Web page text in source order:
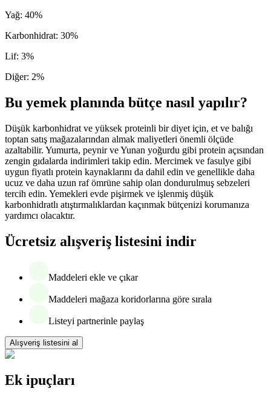
Yağ: 40%
Karbonhidrat: 30%
Lif: 3%
Diğer: 2%
Bu yemek planında bütçe nasıl yapılır?
Düşük karbonhidrat ve yüksek proteinli bir diyet için, et ve balığı
toptan satış mağazalarından almak maliyetleri önemli ölçüde
azaltabilir. Yumurta, peynir ve Yunan yoğurdu gibi protein açısından
zengin gıdalarda indirimleri takip edin. Mercimek ve fasulye gibi
uygun fiyatlı protein kaynaklarını da dahil edin ve genellikle daha
ucuz ve daha uzun raf ömrüne sahip olan dondurulmuş sebzeleri
tercih edin. Yemekleri evde pişirmek ve işlenmiş düşük
karbonhidratlı atıştırmalıklardan kaçınmak bütçenizi korumanıza
yardımcı olacaktır.
Ücretsiz alışveriş listesini indir
Maddeleri ekle ve çıkar
Maddeleri mağaza koridorlarına göre sırala
Listeyi partnerinle paylaş
Alışveriş listesini al
Ek ipuçları